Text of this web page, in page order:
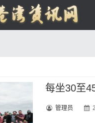
每坐30至
管理员